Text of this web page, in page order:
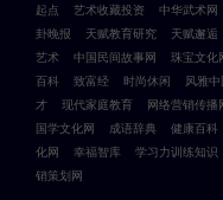
起点
艺术收藏投资 中华武术网
卦晚报
天赋教育研究 天赋邂逅
艺术
中国民间故事网 珠宝文化
百科
致富经 时尚休闲 风雅中
才
现代家庭教育 网络营销传播
国学文化网
成语辞典 健康百科
化网
幸福智库 学习力训练知识
销策划网